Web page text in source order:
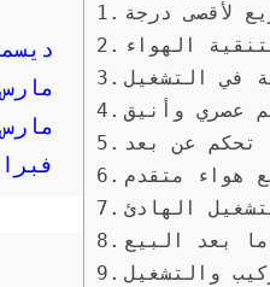
لأقصى درجة
الهواء
في التشغيل
عصري وأنيق
تحكم عن بعد
هواء متقدم
الهادئ
بعد البيع
والتشغيل
ديسمبر
مارس 2025
مارس 2024
فبراير